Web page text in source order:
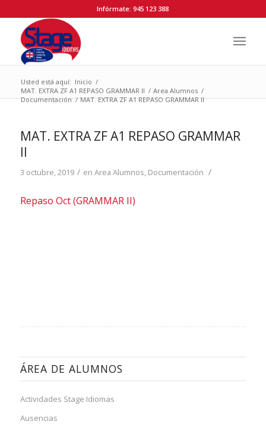
Infórmate: 945 123 388
Usted está aquí: Inicio /
MAT. EXTRA ZF A1 REPASO GRAMMAR II / Area Alumnos /
Documentación / MAT. EXTRA ZF A1 REPASO GRAMMAR II
MAT. EXTRA ZF A1 REPASO GRAMMAR
II
3 octubre, 2019 / en Area Alumnos, Documentación /
Repaso Oct (GRAMMAR II)
ÁREA DE ALUMNOS
Actividades Stage Idiomas
Ausencias